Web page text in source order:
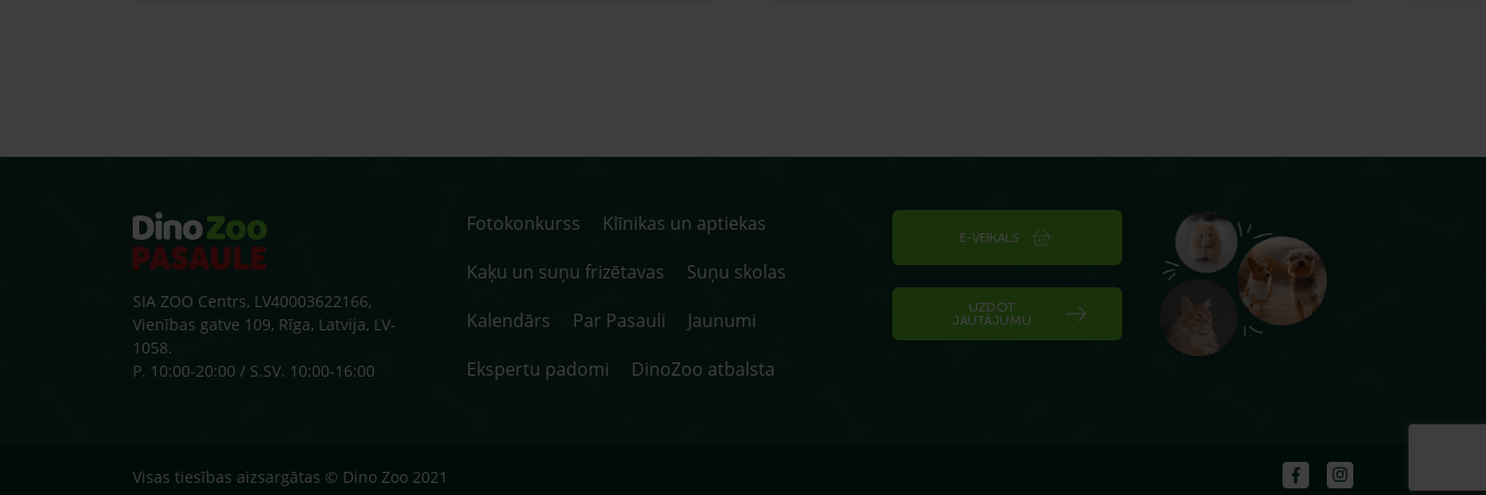
SIA ZOO Centrs, LV40003622166,
Vienības gatve 109, Rīga, Latvija, LV-
1058.
P. 10:00-20:00 / S.SV. 10:00-16:00
Fotokonkurss
Klīnikas un aptiekas
Kaķu un suņu frizētavas
Suņu skolas
Kalendārs
Par Pasauli
Jaunumi
Ekspertu padomi
DinoZoo atbalsta
E-VEIKALS
UZDOT
JAUTĀJUMU
Visas tiesības aizsargātas © Dino Zoo 2021